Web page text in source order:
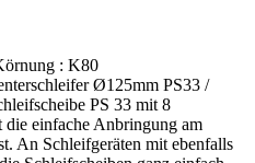
: K80
Ø125mm PS33 /
PS 33 mit 8
einfache Anbringung am
An Schleifgeräten mit ebenfalls